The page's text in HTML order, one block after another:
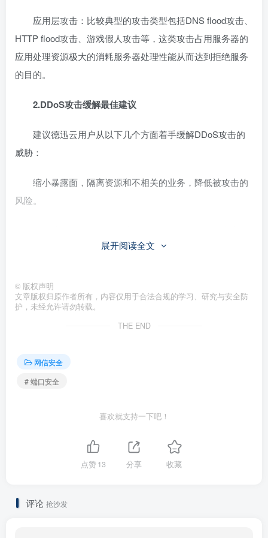
应用层攻击：比较典型的攻击类型包括DNS flood攻击、
HTTP flood攻击、游戏假人攻击等，这类攻击占用服务器的
应用处理资源极大的消耗服务器处理性能从而达到拒绝服务
的目的。
2.DDoS攻击缓解最佳建议
建议德迅云用户从以下几个方面着手缓解DDoS攻击的
威胁：
缩小暴露面，隔离资源和不相关的业务，降低被攻击的
风险。
做好业务监控和应急响应。
这里我们分享一些在一定程度范围内，能够应对缓解
DDOS攻击的策略方法，以供大家借鉴。
Ｉ.定期检查服务器漏洞
定期检查服务器软件安全漏洞，是确保服务器安全的最
基本措施。无论是操作系统（Windows或linux），还是网站
运维人员要特别关注这些软件的最新漏洞动态，出现高危漏
展开阅读全文
© 版权声明
文章版权归原作者所有，内容仅用于合法合规的学习、研究与安全防
护，未经允许请勿转载。
THE END
网信安全
# 端口安全
喜欢就支持一下吧！
点赞13 分享 收藏
评论 抢沙发